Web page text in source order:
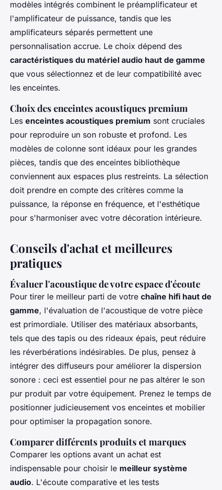
modèles intégrés combinent le préamplificateur et
l'amplificateur de puissance, tandis que les
amplificateurs séparés permettent une
personnalisation accrue. Le choix dépend des
caractéristiques du matériel audio haut de gamme
que vous sélectionnez et de leur compatibilité avec
les enceintes.
Choix des enceintes acoustiques premium
Les enceintes acoustiques premium sont cruciales
pour reproduire un son robuste et profond. Les
modèles de colonne sont idéaux pour les grandes
pièces, tandis que des enceintes bibliothèque
conviennent aux espaces plus restreints. La sélection
doit prendre en compte des critères comme la
puissance, la réponse en fréquence, et l'esthétique
pour s'harmoniser avec votre décoration intérieure.
Conseils d'achat et meilleures
pratiques
Évaluer l'acoustique de votre espace d'écoute
Pour tirer le meilleur parti de votre chaîne hifi haut de
gamme, l'évaluation de l'acoustique de votre pièce
est primordiale. Utiliser des matériaux absorbants,
tels que des tapis ou des rideaux épais, peut réduire
les réverbérations indésirables. De plus, pensez à
intégrer des diffuseurs pour améliorer la dispersion
sonore : ceci est essentiel pour ne pas altérer le son
pur produit par votre équipement. Prenez le temps de
positionner judicieusement vos enceintes et mobilier
pour optimiser la propagation sonore.
Comparer différents produits et marques
Comparer les options avant un achat est
indispensable pour choisir le meilleur système
audio. L'écoute comparative et les tests